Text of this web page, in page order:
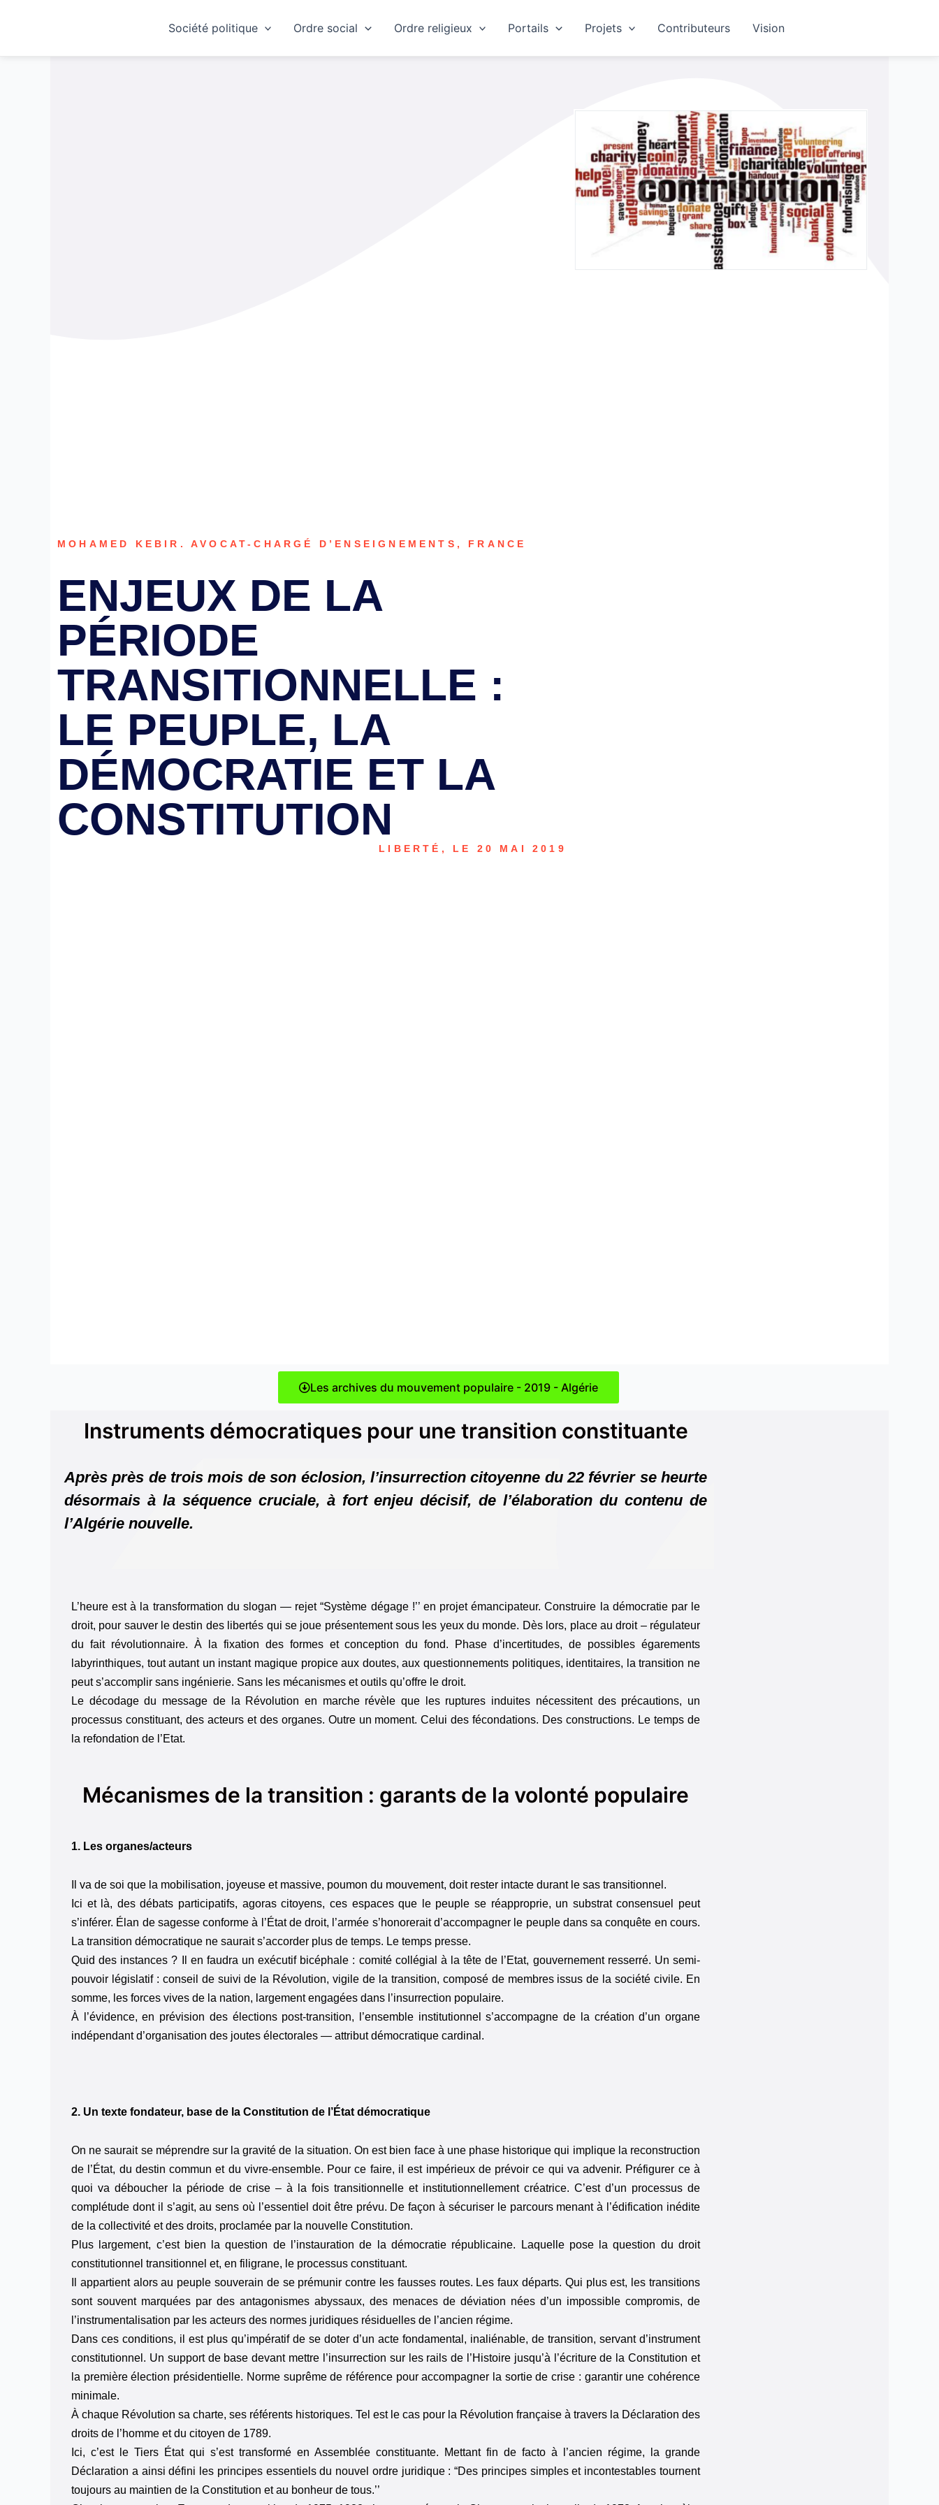
Société politique Ordre social Ordre religieux Portails Projets Contributeurs Vision
MOHAMED KEBIR. AVOCAT-CHARGÉ D’ENSEIGNEMENTS, FRANCE
ENJEUX DE LA
PÉRIODE
TRANSITIONNELLE :
LE PEUPLE, LA
DÉMOCRATIE ET LA
CONSTITUTION
LIBERTÉ, LE 20 MAI 2019
Les archives du mouvement populaire - 2019 - Algérie
Instruments démocratiques pour une transition constituante
Après près de trois mois de son éclosion, l’insurrection citoyenne du 22 février se heurte
désormais à la séquence cruciale, à fort enjeu décisif, de l’élaboration du contenu de
l’Algérie nouvelle.
L’heure est à la transformation du slogan — rejet “Système dégage !’’ en projet émancipateur. Construire la démocratie par le
droit, pour sauver le destin des libertés qui se joue présentement sous les yeux du monde. Dès lors, place au droit – régulateur
du fait révolutionnaire. À la fixation des formes et conception du fond. Phase d’incertitudes, de possibles égarements
labyrinthiques, tout autant un instant magique propice aux doutes, aux questionnements politiques, identitaires, la transition ne
peut s’accomplir sans ingénierie. Sans les mécanismes et outils qu’offre le droit.
Le décodage du message de la Révolution en marche révèle que les ruptures induites nécessitent des précautions, un
processus constituant, des acteurs et des organes. Outre un moment. Celui des fécondations. Des constructions. Le temps de
la refondation de l’Etat.
Mécanismes de la transition : garants de la volonté populaire
1. Les organes/acteurs
Il va de soi que la mobilisation, joyeuse et massive, poumon du mouvement, doit rester intacte durant le sas transitionnel.
Ici et là, des débats participatifs, agoras citoyens, ces espaces que le peuple se réapproprie, un substrat consensuel peut
s’inférer. Élan de sagesse conforme à l’État de droit, l’armée s’honorerait d’accompagner le peuple dans sa conquête en cours.
La transition démocratique ne saurait s’accorder plus de temps. Le temps presse.
Quid des instances ? Il en faudra un exécutif bicéphale : comité collégial à la tête de l’Etat, gouvernement resserré. Un semi-
pouvoir législatif : conseil de suivi de la Révolution, vigile de la transition, composé de membres issus de la société civile. En
somme, les forces vives de la nation, largement engagées dans l’insurrection populaire.
À l’évidence, en prévision des élections post-transition, l’ensemble institutionnel s’accompagne de la création d’un organe
indépendant d’organisation des joutes électorales — attribut démocratique cardinal.
2. Un texte fondateur, base de la Constitution de l’État démocratique
On ne saurait se méprendre sur la gravité de la situation. On est bien face à une phase historique qui implique la reconstruction
de l’État, du destin commun et du vivre-ensemble. Pour ce faire, il est impérieux de prévoir ce qui va advenir. Préfigurer ce à
quoi va déboucher la période de crise – à la fois transitionnelle et institutionnellement créatrice. C’est d’un processus de
complétude dont il s’agit, au sens où l’essentiel doit être prévu. De façon à sécuriser le parcours menant à l’édification inédite
de la collectivité et des droits, proclamée par la nouvelle Constitution.
Plus largement, c’est bien la question de l’instauration de la démocratie républicaine. Laquelle pose la question du droit
constitutionnel transitionnel et, en filigrane, le processus constituant.
Il appartient alors au peuple souverain de se prémunir contre les fausses routes. Les faux départs. Qui plus est, les transitions
sont souvent marquées par des antagonismes abyssaux, des menaces de déviation nées d’un impossible compromis, de
l’instrumentalisation par les acteurs des normes juridiques résiduelles de l’ancien régime.
Dans ces conditions, il est plus qu’impératif de se doter d’un acte fondamental, inaliénable, de transition, servant d’instrument
constitutionnel. Un support de base devant mettre l’insurrection sur les rails de l’Histoire jusqu’à l’écriture de la Constitution et
la première élection présidentielle. Norme suprême de référence pour accompagner la sortie de crise : garantir une cohérence
minimale.
À chaque Révolution sa charte, ses référents historiques. Tel est le cas pour la Révolution française à travers la Déclaration des
droits de l’homme et du citoyen de 1789.
Ici, c’est le Tiers État qui s’est transformé en Assemblée constituante. Mettant fin de facto à l’ancien régime, la grande
Déclaration a ainsi défini les principes essentiels du nouvel ordre juridique : “Des principes simples et incontestables tournent
toujours au maintien de la Constitution et au bonheur de tous.’’